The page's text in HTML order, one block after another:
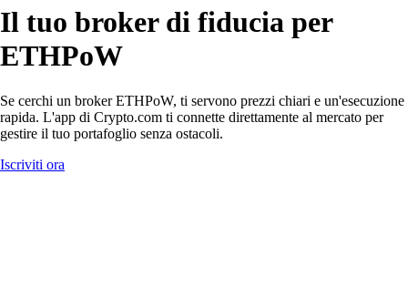
Il tuo broker di fiducia per
ETHPoW
Se cerchi un broker ETHPoW, ti servono prezzi chiari e un'esecuzione
rapida. L'app di Crypto.com ti connette direttamente al mercato per
gestire il tuo portafoglio senza ostacoli.
Iscriviti ora